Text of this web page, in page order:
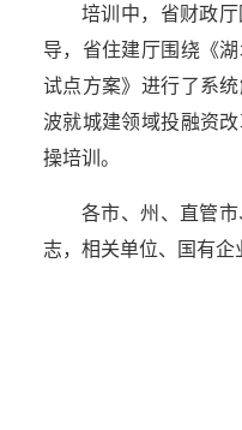
培训中，省财政
导，省住建厅围绕《
试点方案》进行了系
波就城建领域投融资
操培训。
各市、州、直管
志，相关单位、国有企